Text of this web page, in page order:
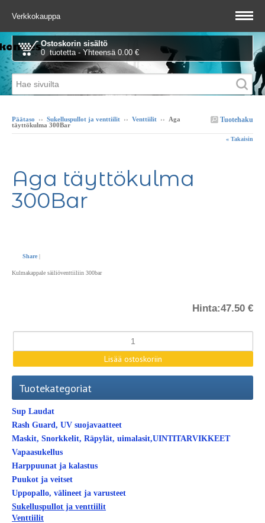
Verkkokauppa
Ostoskorin sisältö
0 tuotetta - Yhteensä 0.00 €
Tuotehaku
Päätaso ›› Sukelluspullot ja venttiilit ›› Venttiilit ›› Aga
täyttökulma 300Bar
« Takaisin
Aga täyttökulma
300Bar
Share |
Kulmakappale säiliöventtiiliin 300bar
Hinta:47.50 €
Tuotekategoriat
Sup Laudat
Rash Guard, UV suojavaatteet
Maskit, Snorkkelit, Räpylät, uimalasit,UINTITARVIKKEET
Vapaasukellus
Harppuunat ja kalastus
Puukot ja veitset
Uppopallo, välineet ja varusteet
Sukelluspullot ja venttiilit
Venttiilit